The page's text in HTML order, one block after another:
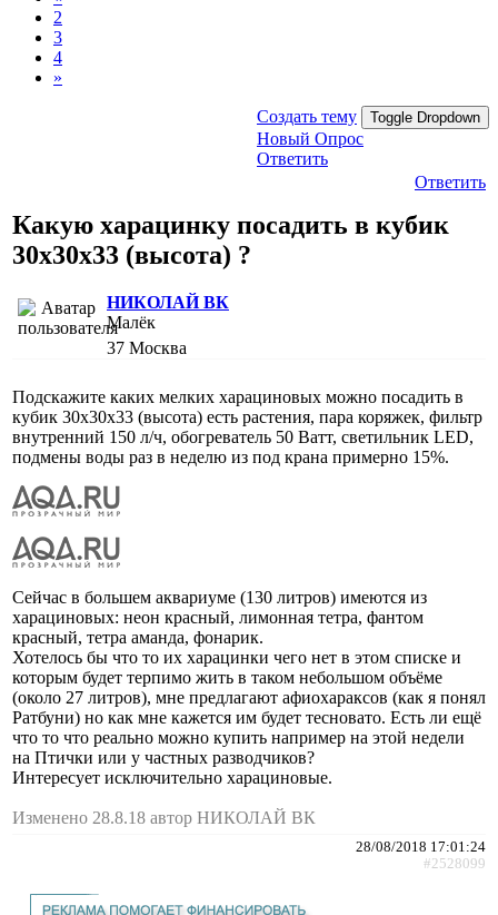
2
3
4
»
Создать тему Toggle Dropdown
Новый Опрос
Ответить
Ответить
Какую харацинку посадить в кубик
30х30х33 (высота) ?
НИКОЛАЙ ВК
Малёк
37 Москва
Подскажите каких мелких харациновых можно посадить в
кубик 30х30х33 (высота) есть растения, пара коряжек, фильтр
внутренний 150 л/ч, обогреватель 50 Ватт, светильник LED,
подмены воды раз в неделю из под крана примерно 15%.
Сейчас в большем аквариуме (130 литров) имеются из
харациновых: неон красный, лимонная тетра, фантом
красный, тетра аманда, фонарик.
Хотелось бы что то их харацинки чего нет в этом списке и
которым будет терпимо жить в таком небольшом объёме
(около 27 литров), мне предлагают афиохараксов (как я понял
Ратбуни) но как мне кажется им будет тесновато. Есть ли ещё
что то что реально можно купить например на этой недели
на Птички или у частных разводчиков?
Интересует исключительно харациновые.
Изменено 28.8.18 автор НИКОЛАЙ ВК
28/08/2018 17:01:24
#2528099